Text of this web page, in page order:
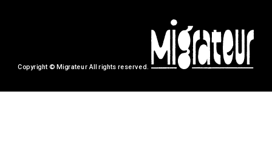
Copyright © Migrateur All rights reserved.